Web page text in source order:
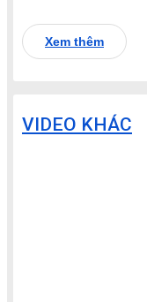
Xem thêm
VIDEO KHÁC